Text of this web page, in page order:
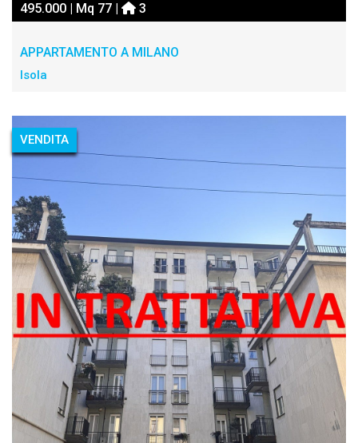
495.000 | Mq 77 | 3
APPARTAMENTO A MILANO
Isola
VENDITA